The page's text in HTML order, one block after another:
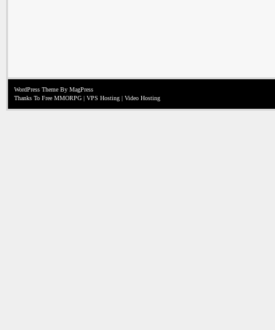
WordPress Theme By MagPress
Thanks To Free MMORPG | VPS Hosting | Video Hosting